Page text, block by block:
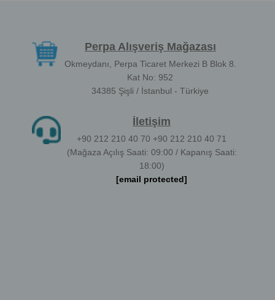
Perpa Alışveriş Mağazası
Okmeydanı, Perpa Ticaret Merkezi B Blok 8.
Kat No: 952
34385 Şişli / İstanbul - Türkiye
İletişim
+90 212 210 40 70 +90 212 210 40 71
(Mağaza Açılış Saati: 09:00 / Kapanış Saati:
18:00)
[email protected]